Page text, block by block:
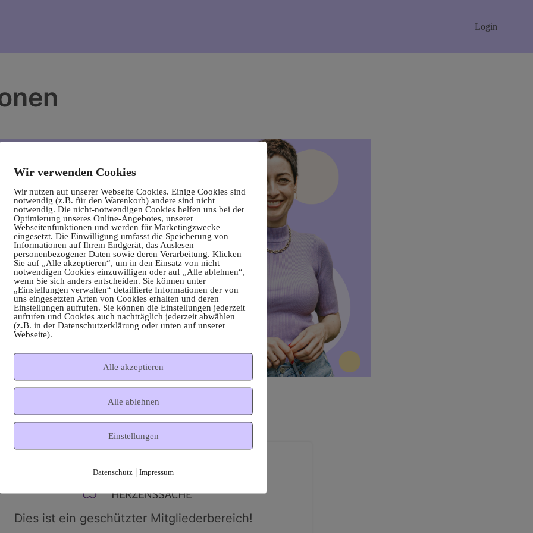
Login
Dies ist ein geschützter Mitgliederbereich!
Wir verwenden Cookies
Wir nutzen auf unserer Webseite Cookies. Einige Cookies sind
notwendig (z.B. für den Warenkorb) andere sind nicht
notwendig. Die nicht-notwendigen Cookies helfen uns bei der
Optimierung unseres Online-Angebotes, unserer
Webseitenfunktionen und werden für Marketingzwecke
eingesetzt. Die Einwilligung umfasst die Speicherung von
Informationen auf Ihrem Endgerät, das Auslesen
personenbezogener Daten sowie deren Verarbeitung. Klicken
Sie auf „Alle akzeptieren“, um in den Einsatz von nicht
notwendigen Cookies einzuwilligen oder auf „Alle ablehnen“,
wenn Sie sich anders entscheiden. Sie können unter
„Einstellungen verwalten“ detaillierte Informationen der von
uns eingesetzten Arten von Cookies erhalten und deren
Einstellungen aufrufen. Sie können die Einstellungen jederzeit
aufrufen und Cookies auch nachträglich jederzeit abwählen
(z.B. in der Datenschutzerklärung oder unten auf unserer
Webseite).
Alle akzeptieren
Alle ablehnen
Einstellungen
Datenschutz | Impressum